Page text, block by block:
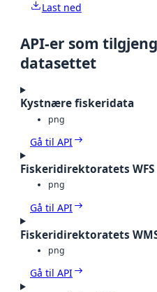
Last ned
API-er som
datasettet
Kystnære fiskeridata
png
Gå til API
Fiskeridirektoratets WFS
png
Gå til API
Fiskeridirektoratets
png
Gå til API